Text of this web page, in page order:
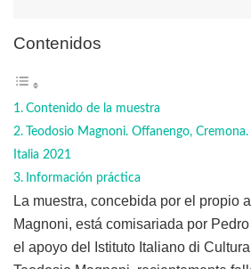
Contenidos
Contenido de la muestra
Teodosio Magnoni. Offanengo,
Italia 2021
Información práctica
La muestra, concebida por el propio
Magnoni, está comisariada por
el apoyo del Istituto Italiano di